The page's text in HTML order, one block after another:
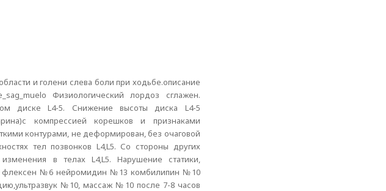
и голени слева боли при ходьбе.описание
Физиологический лордоз сглажен.
диске L4-5. Снижение высоты диска L4-5
компрессией корешков и признаками
контурами, не деформирован, без очаговой
тел позвонков L4,L5. Со стороны других
в телах L4,L5. Нарушение статики,
флексен №6 нейромидин №13 комбилипин №10
№10, массаж №10 после 7-8 часов